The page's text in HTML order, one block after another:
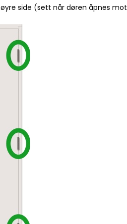
side (sett når døren åpnes